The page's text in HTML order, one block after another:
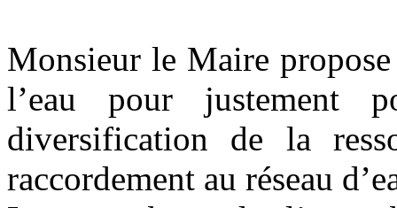
Monsieur le Maire
l’eau pour justement
diversification de la
raccordement au réseau